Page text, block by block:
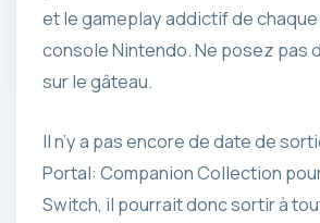
et le gameplay addictif de
console Nintendo. Ne posez pas
sur le gâteau.
Il n’y a pas encore de date de
Portal: Companion Collection
Switch, il pourrait donc sortir à